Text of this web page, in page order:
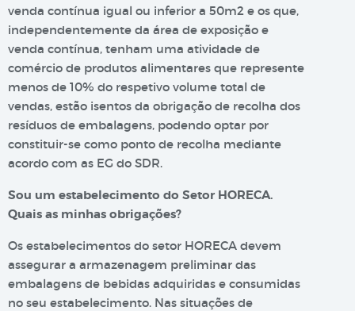
venda contínua igual ou inferior a 50m2 e os que,
independentemente da área de exposição e
venda contínua, tenham uma atividade de
comércio de produtos alimentares que represente
menos de 10% do respetivo volume total de
vendas, estão isentos da obrigação de recolha dos
resíduos de embalagens, podendo optar por
constituir-se como ponto de recolha mediante
acordo com as EG do SDR.
Sou um estabelecimento do Setor HORECA.
Quais as minhas obrigações?
Os estabelecimentos do setor HORECA devem
assegurar a armazenagem preliminar das
embalagens de bebidas adquiridas e consumidas
no seu estabelecimento. Nas situações de